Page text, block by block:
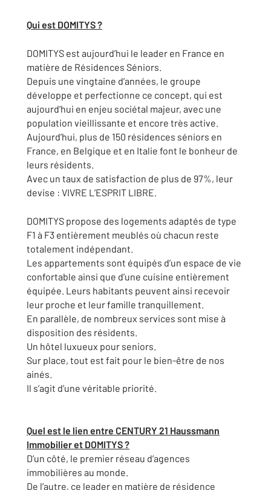
Qui est DOMITYS ?
DOMITYS est aujourd’hui le leader en France en
matière de Résidences Séniors.
Depuis une vingtaine d’années, le groupe
développe et perfectionne ce concept, qui est
aujourd’hui en enjeu sociétal majeur, avec une
population vieillissante et encore très active.
Aujourd’hui, plus de 150 résidences séniors en
France, en Belgique et en Italie font le bonheur de
leurs résidents.
Avec un taux de satisfaction de plus de 97%, leur
devise : VIVRE L’ESPRIT LIBRE.
DOMITYS propose des logements adaptés de type
F1 à F3 entièrement meublés où chacun reste
totalement indépendant.
Les appartements sont équipés d’un espace de vie
confortable ainsi que d’une cuisine entièrement
équipée. Leurs habitants peuvent ainsi recevoir
leur proche et leur famille tranquillement.
En parallèle, de nombreux services sont mise à
disposition des résidents.
Un hôtel luxueux pour seniors.
Sur place, tout est fait pour le bien-être de nos
ainés.
Il s’agit d’une véritable priorité.
Quel est le lien entre CENTURY 21 Haussmann
Immobilier et DOMITYS ?
D’un côté, le premier réseau d’agences
immobilières au monde.
De l’autre, ce leader en matière de résidence